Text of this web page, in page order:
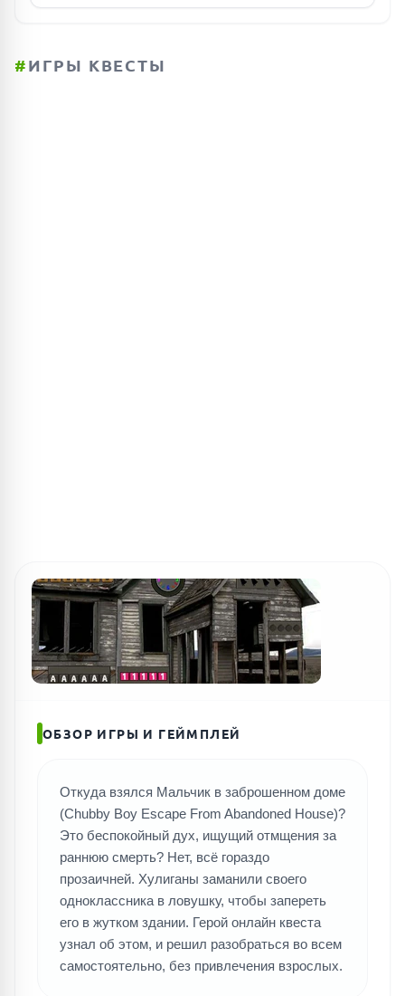
#ИГРЫ КВЕСТЫ
ОБЗОР ИГРЫ И ГЕЙМПЛЕЙ
Откуда взялся Мальчик в заброшенном доме
(Chubby Boy Escape From Abandoned House)?
Это беспокойный дух, ищущий отмщения за
раннюю смерть? Нет, всё гораздо
прозаичней. Хулиганы заманили своего
одноклассника в ловушку, чтобы запереть
его в жутком здании. Герой онлайн квеста
узнал об этом, и решил разобраться во всем
самостоятельно, без привлечения взрослых.